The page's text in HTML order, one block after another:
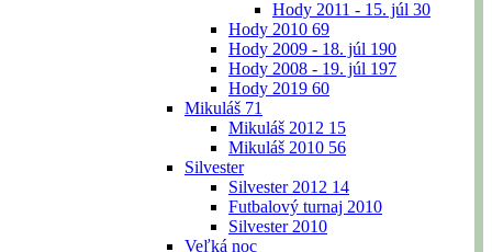
Hody 2011 - 15. júl 30
Hody 2010 69
Hody 2009 - 18. júl 190
Hody 2008 - 19. júl 197
Hody 2019 60
Mikuláš 71
Mikuláš 2012 15
Mikuláš 2010 56
Silvester
Silvester 2012 14
Futbalový turnaj 2010
Silvester 2010
Veľká noc